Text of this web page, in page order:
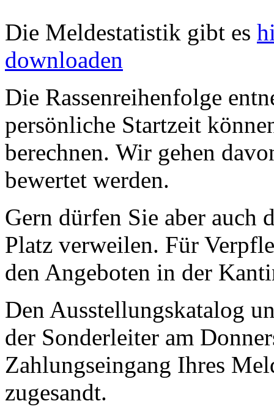
Die Meldestatistik gibt es
downloaden
Die Rassenreihenfolge
persönliche Startzeit
berechnen. Wir gehen
bewertet werden.
Gern dürfen Sie aber auch
Platz verweilen. Für
den Angeboten in der
Den Ausstellungskatalog
der Sonderleiter am
Zahlungseingang Ihres
zugesandt.